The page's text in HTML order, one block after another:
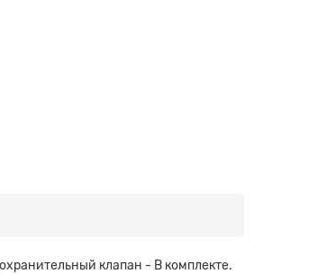
клапан - В комплекте.